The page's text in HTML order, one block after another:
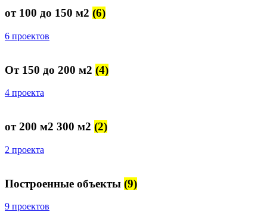
от 100 до 150 м2 (6)
6 проектов
От 150 до 200 м2 (4)
4 проекта
от 200 м2 300 м2 (2)
2 проекта
Построенные объекты (9)
9 проектов